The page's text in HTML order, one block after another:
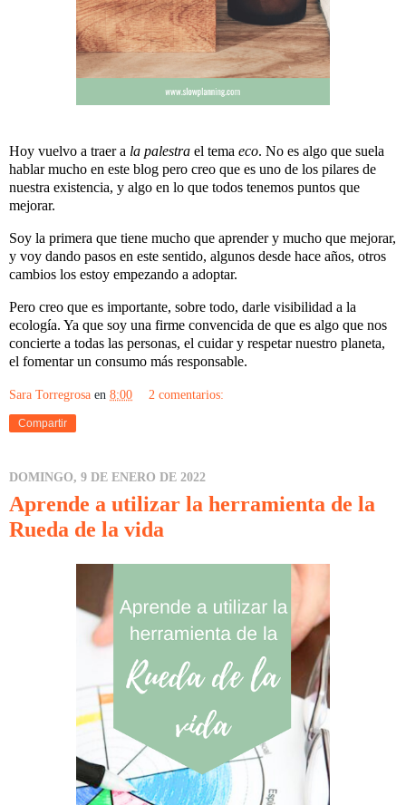
Hoy vuelvo a traer a la palestra el tema eco. No es algo que suela
hablar mucho en este blog pero creo que es uno de los pilares de
nuestra existencia, y algo en lo que todos tenemos puntos que
mejorar.
Soy la primera que tiene mucho que aprender y mucho que mejorar,
y voy dando pasos en este sentido, algunos desde hace años, otros
cambios los estoy empezando a adoptar.
Pero creo que es importante, sobre todo, darle visibilidad a la
ecología. Ya que soy una firme convencida de que es algo que nos
concierte a todas las personas, el cuidar y respetar nuestro planeta,
el fomentar un consumo más responsable.
Sara Torregrosa en 8:00 2 comentarios:
Compartir
DOMINGO, 9 DE ENERO DE 2022
Aprende a utilizar la herramienta de la
Rueda de la vida